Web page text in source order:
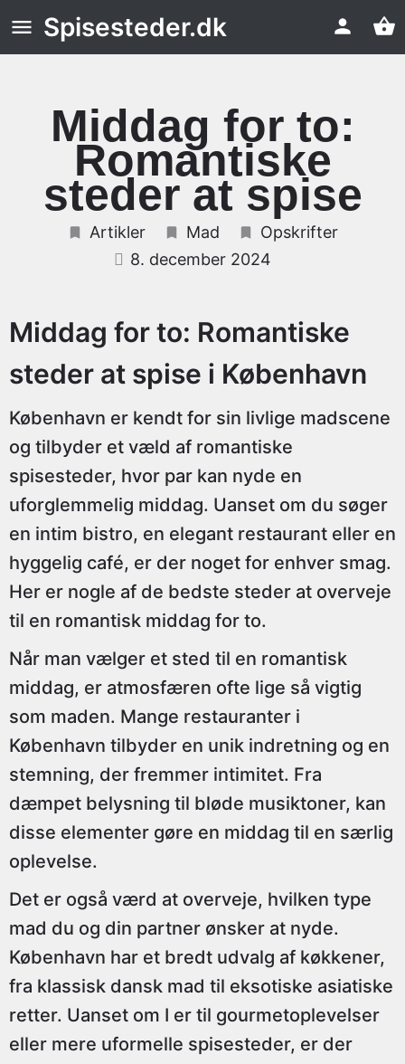
Spisesteder.dk
Middag for to:
Romantiske
steder at spise
Artikler Mad
Opskrifter
8. december 2024
Middag for to: Romantiske
steder at spise i København
København er kendt for sin livlige madscene
og tilbyder et væld af romantiske
spisesteder, hvor par kan nyde en
uforglemmelig middag. Uanset om du søger
en intim bistro, en elegant restaurant eller en
hyggelig café, er der noget for enhver smag.
Her er nogle af de bedste steder at overveje
til en romantisk middag for to.
Når man vælger et sted til en romantisk
middag, er atmosfæren ofte lige så vigtig
som maden. Mange restauranter i
København tilbyder en unik indretning og en
stemning, der fremmer intimitet. Fra
dæmpet belysning til bløde musiktoner, kan
disse elementer gøre en middag til en særlig
oplevelse.
Det er også værd at overveje, hvilken type
mad du og din partner ønsker at nyde.
København har et bredt udvalg af køkkener,
fra klassisk dansk mad til eksotiske asiatiske
retter. Uanset om I er til gourmetoplevelser
eller mere uformelle spisesteder, er der